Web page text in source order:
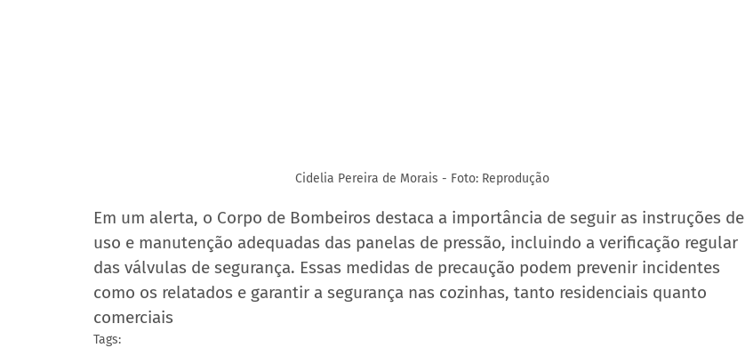
Cidelia Pereira de Morais - Foto: Reprodução
Em um alerta, o Corpo de Bombeiros destaca a importância de seguir as instruções de
uso e manutenção adequadas das panelas de pressão, incluindo a verificação regular
das válvulas de segurança. Essas medidas de precaução podem prevenir incidentes
como os relatados e garantir a segurança nas cozinhas, tanto residenciais quanto
comerciais
Tags: